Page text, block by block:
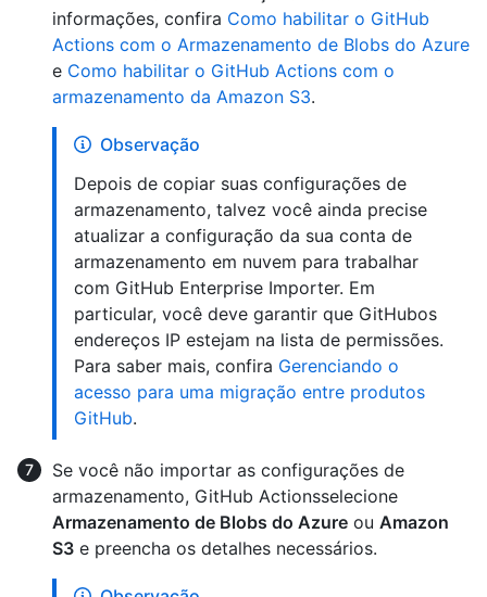
informações, confira Como habilitar o GitHub
Actions com o Armazenamento de Blobs do Azure
e Como habilitar o GitHub Actions com o
armazenamento da Amazon S3.
Observação
Depois de copiar suas configurações de
armazenamento, talvez você ainda precise
atualizar a configuração da sua conta de
armazenamento em nuvem para trabalhar
com GitHub Enterprise Importer. Em
particular, você deve garantir que GitHubos
endereços IP estejam na lista de permissões.
Para saber mais, confira Gerenciando o
acesso para uma migração entre produtos
GitHub.
Se você não importar as configurações de
armazenamento, GitHub Actionsselecione
Armazenamento de Blobs do Azure ou Amazon
S3 e preencha os detalhes necessários.